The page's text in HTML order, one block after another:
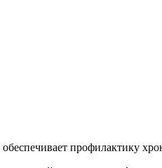
профилактику